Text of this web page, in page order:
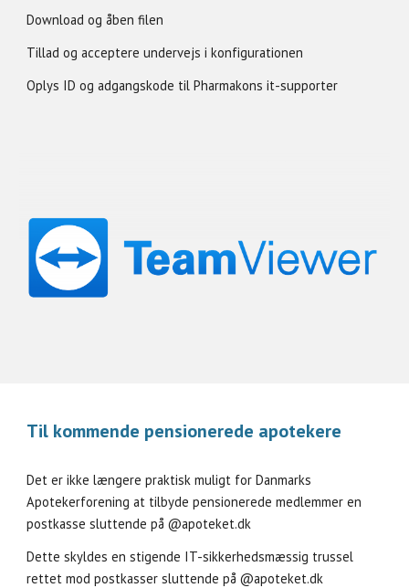
Download og åben filen
Tillad og acceptere undervejs i konfigurationen
Oplys IDog adgangskode til Pharmakons it-supporter
Til kommende pensionerede apotekere
Det er ikke længere praktisk muligt for Danmarks
Apotekerforening at tilbyde pensionerede medlemmer en
postkasse sluttende på @apoteket.dk
Dette skyldes en stigende IT-sikkerhedsmæssig trussel
rettet mod postkasser sluttende på @apoteket.dk